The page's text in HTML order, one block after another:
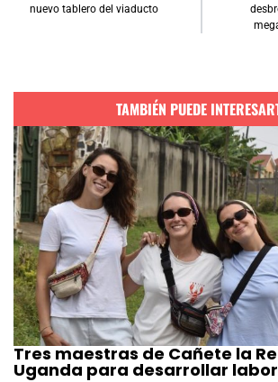
nuevo tablero del viaducto
TAMBIÉN PUEDE
Tres maestras de Cañete la
Uganda para desarrollar